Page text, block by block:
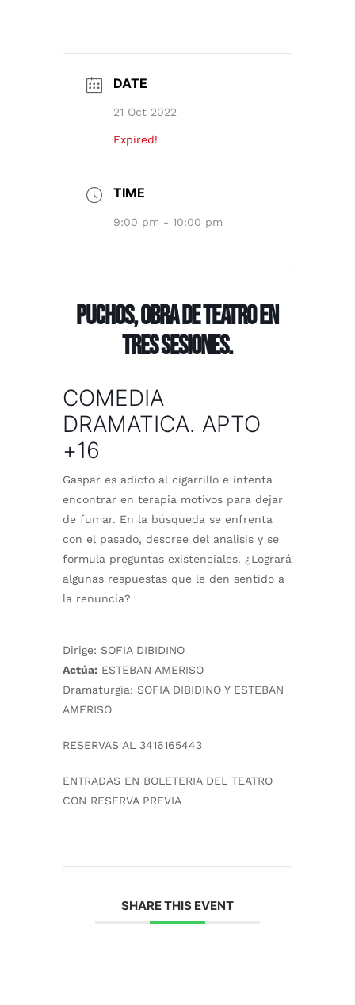
DATE
21 Oct 2022
Expired!
TIME
9:00 pm - 10:00 pm
PUCHOS, obra de teatro en
tres sesiones.
COMEDIA
DRAMATICA. APTO
+16
Gaspar es adicto al cigarrillo e intenta
encontrar en terapia motivos para dejar
de fumar. En la búsqueda se enfrenta
con el pasado, descree del analisis y se
formula preguntas existenciales. ¿Logrará
algunas respuestas que le den sentido a
la renuncia?
Dirige: SOFIA DIBIDINO
Actúa:ESTEBAN AMERISO
Dramaturgia: SOFIA DIBIDINO Y ESTEBAN
AMERISO
RESERVAS AL 3416165443
ENTRADAS EN BOLETERIA DEL TEATRO
CON RESERVA PREVIA
SHARE THIS EVENT